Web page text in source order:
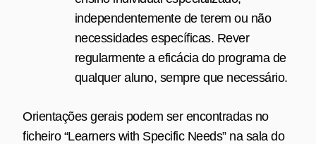
independentemente de terem ou não
necessidades específicas. Rever
regularmente a eficácia do programa de
qualquer aluno, sempre que necessário.
Orientações gerais podem ser encontradas no
ficheiro “Learners with Specific Needs” na sala do